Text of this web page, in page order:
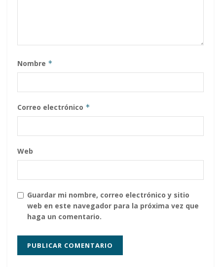
Nombre *
Correo electrónico *
Web
Guardar mi nombre, correo electrónico y sitio
web en este navegador para la próxima vez que
haga un comentario.